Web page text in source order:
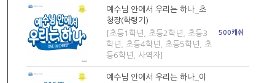
예수님 안에서 우리는 하나_초
청장(학령기)
[초등1학년, 초등2학년, 초등3
학년, 초등4학년, 초등5학년, 초
등6학년, 사역자]
500캐쉬
예수님 안에서 우리는 하나_이